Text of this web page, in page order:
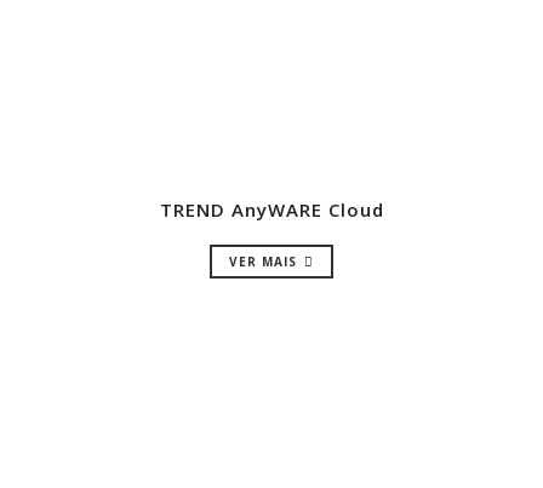
TREND AnyWARE Cloud
VER MAIS